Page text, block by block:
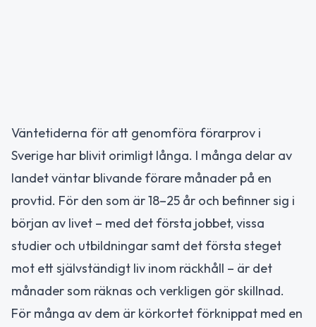
Väntetiderna för att genomföra förarprov i
Sverige har blivit orimligt långa. I många delar av
landet väntar blivande förare månader på en
provtid. För den som är 18–25 år och befinner sig i
början av livet – med det första jobbet, vissa
studier och utbildningar samt det första steget
mot ett självständigt liv inom räckhåll – är det
månader som räknas och verkligen gör skillnad.
För många av dem är körkortet förknippat med en